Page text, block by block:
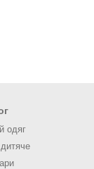
одяг